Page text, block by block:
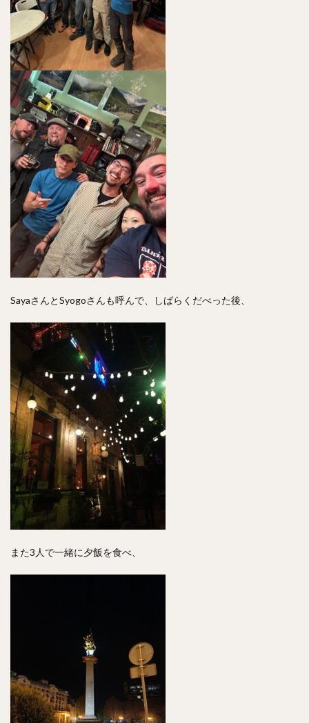
SayaさんとSyogoさんも呼んで、しばらくだべった後、
また3人で一緒に夕飯を食べ、